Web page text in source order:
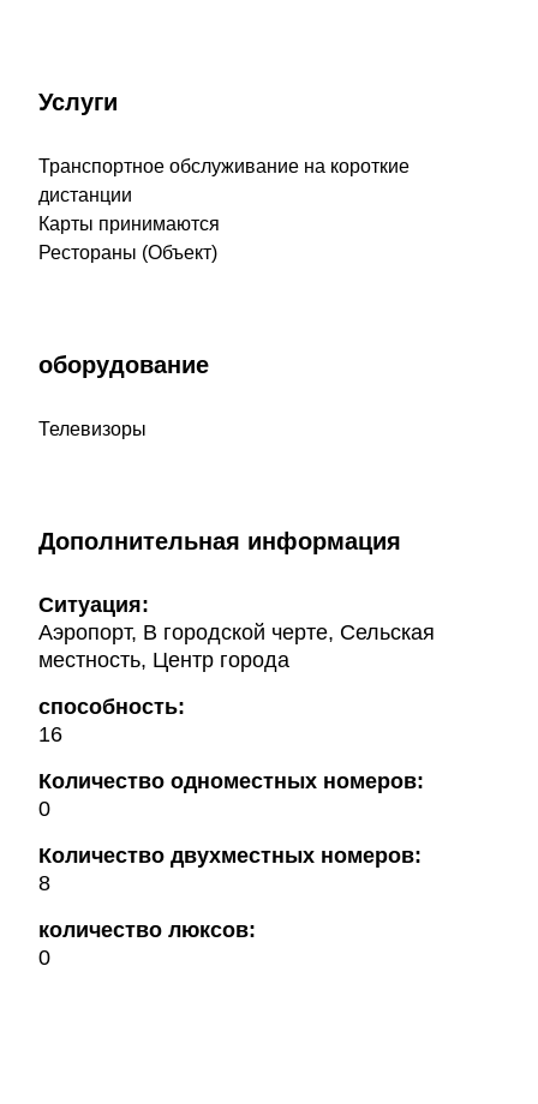
Услуги
Транспортное обслуживание на короткие
дистанции
Карты принимаются
Рестораны (Объект)
оборудование
Телевизоры
Дополнительная информация
Ситуация:
Аэропорт, В городской черте, Сельская
местность, Центр города
способность:
16
Количество одноместных номеров:
0
Количество двухместных номеров:
8
количество люксов:
0